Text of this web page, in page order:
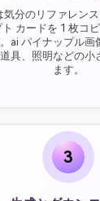
分のリファレン
カードを 1 枚コ
ai パイナップル
具、照明などの小
ます。
3